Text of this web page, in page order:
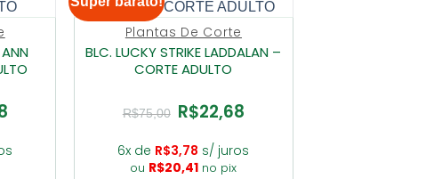
O
é:
R$22,68.
Plantas De Corte
BLC. LUCKY STRIKE LADDALAN –
CORTE ADULTO
R$75,00 O
preço
era:
R$75,00.
R$22,68
é:
R$22,68.
6x de R$3,78 s/ juros
ou R$20,41 no pix